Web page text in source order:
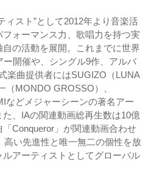
ィスト”として2012年より音楽活
ォーマンス力、歌唱力を持つ実
の活動を展開。これまでに世界
開催や、シングル9作、アルバ
楽曲提供者にはSUGIZO（LUNA
（MONDO GROSSO）、
などメジャーシーンの著名アー
、IAの関連動画総再生数は10億
Conqueror」が関連動画合わせ
高い先進性と唯一無二の個性を放
アーティストとしてグローバル